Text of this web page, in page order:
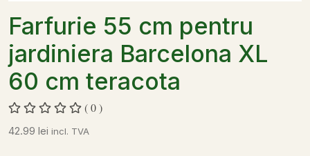
Farfurie 55 cm pentru
jardiniera Barcelona XL
60 cm teracota
( 0 )
42.99 lei incl. TVA